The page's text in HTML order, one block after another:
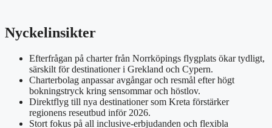
Nyckelinsikter
Efterfrågan på charter från Norrköpings flygplats ökar tydligt,
särskilt för destinationer i Grekland och Cypern.
Charterbolag anpassar avgångar och resmål efter högt
bokningstryck kring sensommar och höstlov.
Direktflyg till nya destinationer som Kreta förstärker
regionens reseutbud inför 2026.
Stort fokus på all inclusive-erbjudanden och flexibla